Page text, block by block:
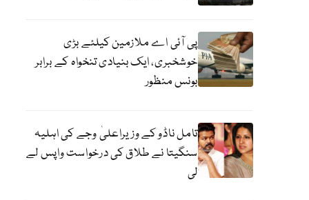
پی آئی اے ملازمین کیلئے بڑی
خوشخبری، ایک بنیادی تنخواہ کے برابر
بونس منظور
تامل ناڈو کے وزیراعلیٰ وجے کی اہلیہ
سنگیتا نے طلاق کی درخواست واپس لے
لی